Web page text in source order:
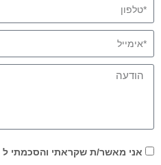
אני מאשר/ת שקראתי והסכמתי ל